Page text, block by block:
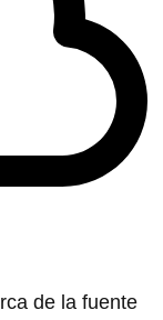
de la fuente